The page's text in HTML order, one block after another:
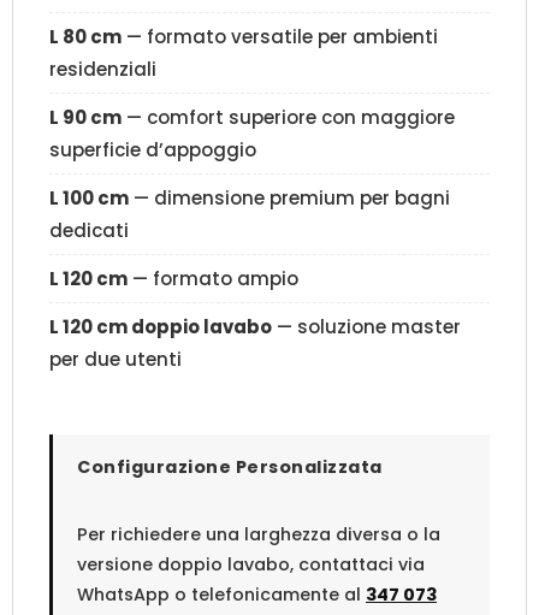
L 80 cm — formato versatile per ambienti
residenziali
L 90 cm — comfort superiore con maggiore
superficie d’appoggio
L 100 cm — dimensione premium per bagni
dedicati
L 120 cm — formato ampio
L 120 cm doppio lavabo — soluzione master
per due utenti
Configurazione Personalizzata
Per richiedere una larghezza diversa o la
versione doppio lavabo, contattaci via
WhatsApp o telefonicamente al 347 073